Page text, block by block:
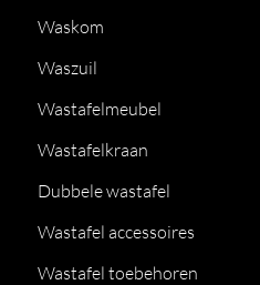
Waskom
Waszuil
Wastafelmeubel
Wastafelkraan
Dubbele wastafel
Wastafel accessoires
Wastafel toebehoren